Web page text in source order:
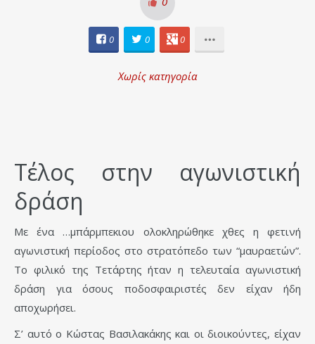
0 0 0
Χωρίς κατηγορία
Τέλος στην αγωνιστική
δράση
Με ένα …μπάρμπεκιου ολοκληρώθηκε χθες η φετινή
αγωνιστική περίοδος στο στρατόπεδο των “μαυραετών”.
Το φιλικό της Τετάρτης ήταν η τελευταία αγωνιστική
δράση για όσους ποδοσφαιριστές δεν είχαν ήδη
αποχωρήσει.
Σ’ αυτό ο Κώστας Βασιλακάκης και οι διοικούντες, είχαν